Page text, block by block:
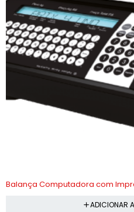
Balança Computadora com
ADICIONAR